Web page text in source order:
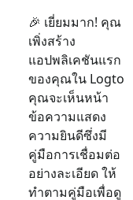
🎉 เยี่ยมมาก! คุณ
เพิ่งสร้าง
แอปพลิเคชันแรก
ของคุณใน Logto
คุณจะเห็นหน้า
ข้อความแสดง
ความยินดีซึ่งมี
คู่มือการเชื่อมต่อ
อย่างละเอียด ให้
ทำตามคู่มือเพื่อดู